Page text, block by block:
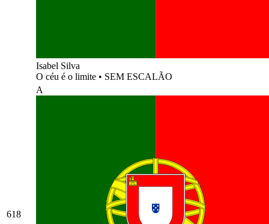
Isabel Silva
O céu é o limite • SEM ESCALÃO
618
A